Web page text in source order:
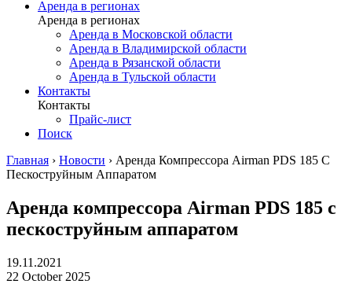
Аренда в регионах
Аренда в регионах
Аренда в Московской области
Аренда в Владимирской области
Аренда в Рязанской области
Аренда в Тульской области
Контакты
Контакты
Прайс-лист
Поиск
Главная › Новости › Аренда Компрессора Airman PDS 185 С
Пескоструйным Аппаратом
Аренда компрессора Airman PDS 185 с
пескоструйным аппаратом
19.11.2021
22 October 2025